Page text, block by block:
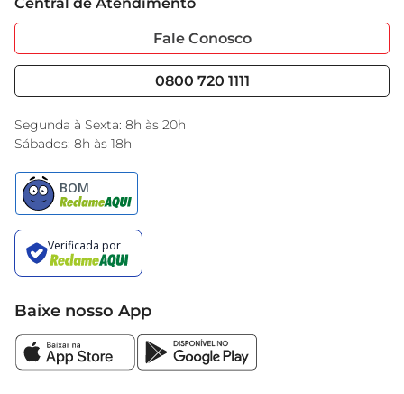
Sobre Privacidade
Portal do Fornecedo
Nossas Lojas
Garantia Estendida
Serviços
Black Friday
Encarte do Dia
Fale Conosco
0800 720 1111
Segunda à Sexta: 8h às 20h
Sábados: 8h às 18h
Baixe nosso App